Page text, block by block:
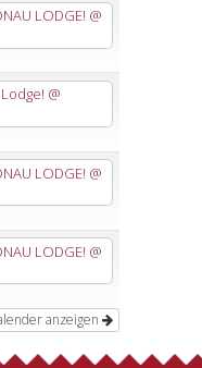
LODGE! @
@
LODGE! @
LODGE! @
anzeigen